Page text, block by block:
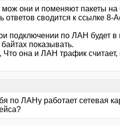
они и поменяют пакеты на
сводится к ссылке 8-
подключении по ЛАН будет в
показывать.
она и ЛАН трафик
по ЛАНу работает сетевая